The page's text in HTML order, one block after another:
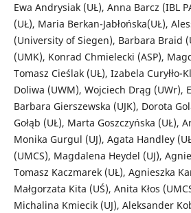
Ewa Andrysiak (UŁ), Anna Barcz (IBL
(UŁ), Maria Berkan-Jabłońska(UŁ),
(University of Siegen), Barbara Braid
(UMK), Konrad Chmielecki (ASP),
Tomasz Cieślak (UŁ), Izabela Curyłło-
Doliwa (UWM), Wojciech Drąg (UWr),
Barbara Gierszewska (UJK), Dorota
Gołąb (UŁ), Marta Goszczyńska (UŁ),
Monika Gurgul (UJ), Agata Handley
(UMCS), Magdalena Heydel (UJ),
Tomasz Kaczmarek (UŁ), Agnieszka
Małgorzata Kita (UŚ), Anita Kłos
Michalina Kmiecik (UJ), Aleksander